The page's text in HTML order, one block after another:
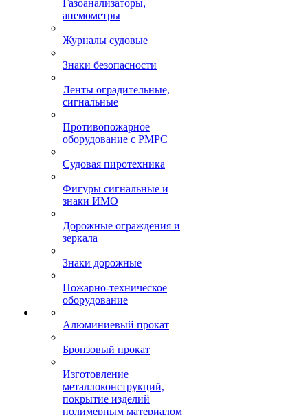
Газоанализаторы,
анемометры
Журналы судовые
Знаки безопасности
Ленты оградительные,
сигнальные
Противопожарное
оборудование с РМРС
Судовая пиротехника
Фигуры сигнальные и
знаки ИМО
Дорожные ограждения и
зеркала
Знаки дорожные
Пожарно-техническое
оборудование
Алюминиевый прокат
Бронзовый прокат
Изготовление
металлоконструкций,
покрытие изделий
полимерным материалом